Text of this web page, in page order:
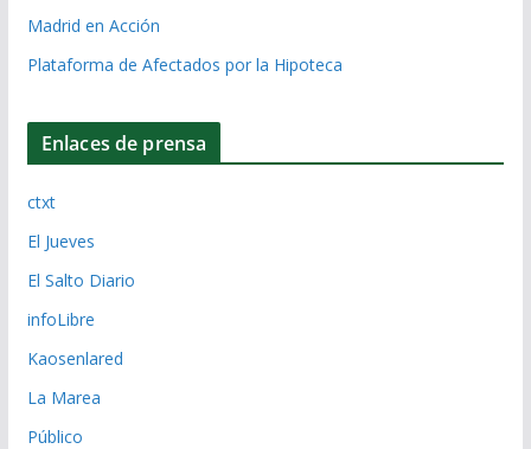
Madrid en Acción
Plataforma de Afectados por la Hipoteca
Enlaces de prensa
ctxt
El Jueves
El Salto Diario
infoLibre
Kaosenlared
La Marea
Público